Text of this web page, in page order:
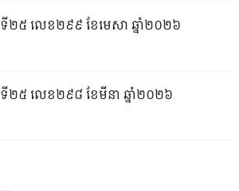
ាំទី២៥ លេខ២៩៩ ខែមេសា ឆ្នាំ២០២៦
ាំទី២៥ លេខ២៩៨ ខែមីនា ឆ្នាំ២០២៦